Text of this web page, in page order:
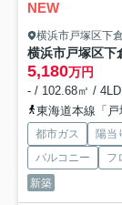
NEW
横浜市戸塚区下
横浜市戸塚区下
5,180万円
- / 102.68㎡ /
東海道本線「
都市ガス 陽当
バルコニー
フ
新築